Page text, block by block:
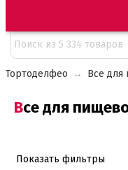
Тортоделфео → Все для
Все для пищевого принтера 25 листов от
Показать фильтры